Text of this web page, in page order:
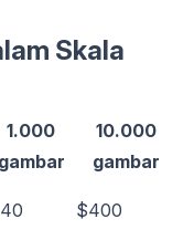
Skala
1.000
gambar
10.000
gambar
$400